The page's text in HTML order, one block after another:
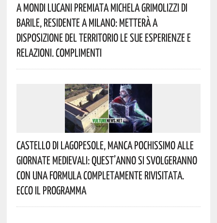
A Mondi Lucani Premiata Michela Grimolizzi Di
Barile, Residente A Milano: Metterà A
Disposizione Del Territorio Le Sue Esperienze E
Relazioni. Complimenti
Castello Di Lagopesole, Manca Pochissimo Alle
Giornate Medievali: Quest’anno Si Svolgeranno
Con Una Formula Completamente Rivisitata.
Ecco Il Programma